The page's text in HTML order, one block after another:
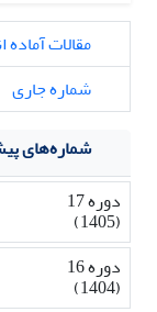
مقالات آماده
شماره جاری
شماره‌های
دوره 17
(1405)
دوره 16
(1404)